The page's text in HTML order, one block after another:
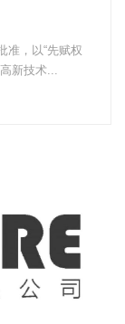
准，以“先赋权
新技术...